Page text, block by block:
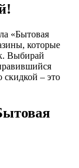
«Бытовая
которые
Выбирай
скидкой – это